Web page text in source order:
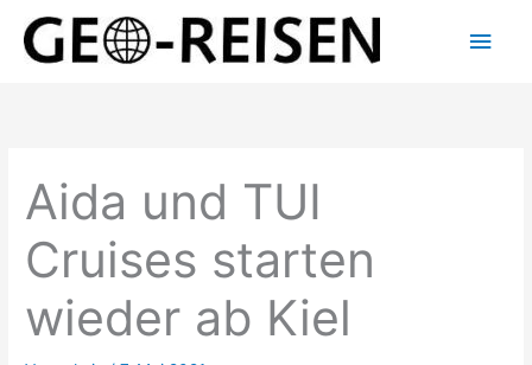
Inhalt
Aida und TUI
Cruises starten
wieder ab Kiel